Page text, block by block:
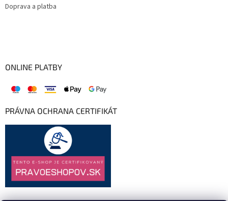
Doprava a platba
ONLINE PLATBY
PRÁVNA OCHRANA CERTIFIKÁT